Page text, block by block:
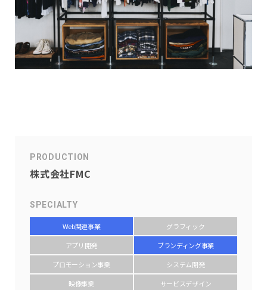
PRODUCTION
株式会社FMC
SPECIALTY
Web関連事業
グラフィック
アプリ開発
ブランディング事業
プロモーション事業
システム開発
映像事業
サービスデザイン